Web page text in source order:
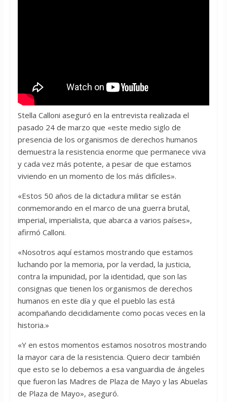
Stella Calloni aseguró en la entrevista realizada el
pasado 24 de marzo que «este medio siglo de
presencia de los organismos de derechos humanos
demuestra la resistencia enorme que permanece viva
y cada vez más potente, a pesar de que estamos
viviendo en un momento de los más difíciles».
«Estos 50 años de la dictadura militar se están
conmemorando en el marco de una guerra brutal,
imperial, imperialista, que abarca a varios países»,
afirmó Calloni.
«Nosotros aquí estamos mostrando que estamos
luchando por la memoria, por la verdad, la justicia,
contra la impunidad, por la identidad, que son las
consignas que tienen los organismos de derechos
humanos en este día y que el pueblo las está
acompañando decididamente como pocas veces en la
historia.»
«Y en estos momentos estamos nosotros mostrando
la mayor cara de la resistencia. Quiero decir también
que esto se lo debemos a esa vanguardia de ángeles
que fueron las Madres de Plaza de Mayo y las Abuelas
de Plaza de Mayo», aseguró.